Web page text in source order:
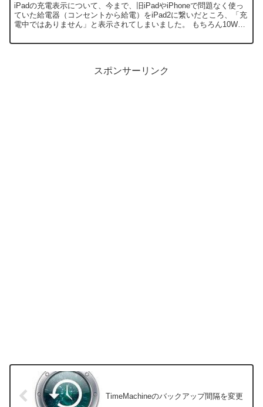
iPadの充電表示について、今まで、旧iPadやiPhoneで問題なく使っ
ていた給電器（コンセントから給電）をiPad2に繋いだところ、「充
電中ではありません」と表示されてしまいました。 もちろん10W出
スポンサーリンク
TimeMachineのバックアップ間隔を変更